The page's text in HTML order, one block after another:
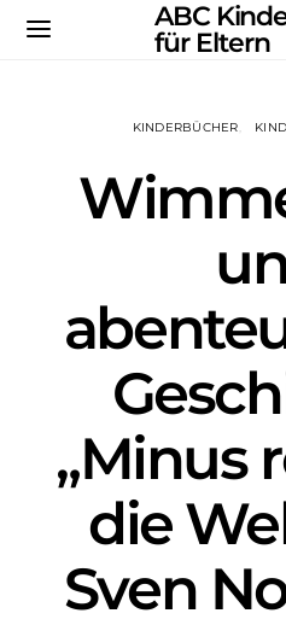
ABC
für Eltern
KINDERBÜCHER
„Minus
die
Sven